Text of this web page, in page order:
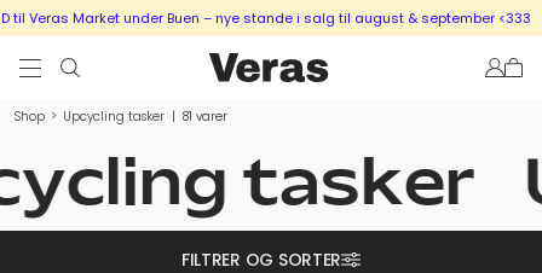
Market under Buen – nye stande i salg til august & september <333 SÆLG
Shop > Upcycling tasker | 81 varer
tasker
FILTRER OG SORTER